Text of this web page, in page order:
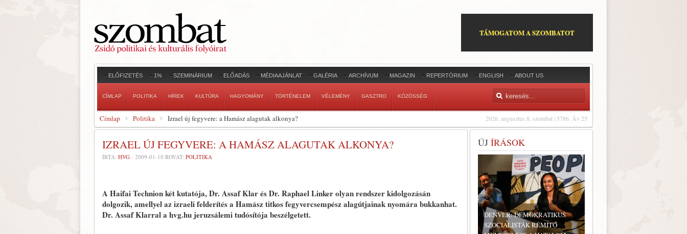
TÁMOGATOM A SZOMBATOT
ELŐFIZETÉS 1% SZEMINÁRIUM ELŐADÁS MÉDIAAJÁNLAT GALÉRIA ARCHÍVUM MAGAZIN REPERTÓRIUM ENGLISH ABOUT US
CÍMLAP POLITIKA HÍREK KULTÚRA HAGYOMÁNY TÖRTÉNELEM VÉLEMÉNY GASZTRO KÖZÖSSÉG
2026. augusztus 8, szombat | 5786. Áv 25
Címlap Politika Izrael új fegyvere: a Hamász alagutak alkonya?
IZRAEL ÚJ FEGYVERE: A HAMÁSZ ALAGUTAK ALKONYA?
ÍRTA: HVG - 2009-01-10 ROVAT: POLITIKA
A Haifai Technion két kutatója, Dr. Assaf Klar és Dr. Raphael Linker olyan rendszer kidolgozásán
dolgozik, amellyel az izraeli felderítés a Hamász titkos fegyvercsempész alagútjainak nyomára bukkanhat.
Dr. Assaf Klarral a hvg.hu jeruzsálemi tudósítója beszélgetett.
ÚJ ÍRÁSOK
DENVER: DEMOKRATIKUS
SZOCIALISTÁK RÉMÍTŐ